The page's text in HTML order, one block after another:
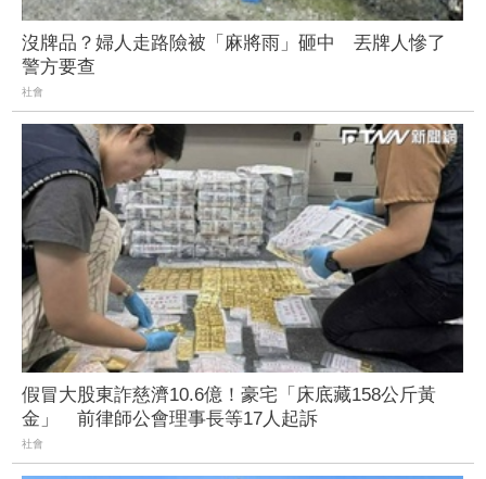
沒牌品？婦人走路險被「麻將雨」砸中 丟牌人慘了
警方要查
社會
假冒大股東詐慈濟10.6億！豪宅「床底藏158公斤黃
金」 前律師公會理事長等17人起訴
社會